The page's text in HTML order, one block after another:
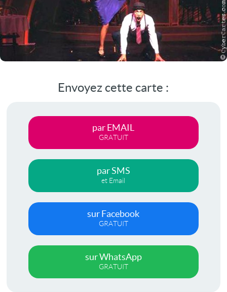
Envoyez cette carte :
par EMAIL
GRATUIT
par SMS
et Email
sur Facebook
GRATUIT
sur WhatsApp
GRATUIT